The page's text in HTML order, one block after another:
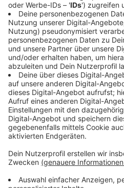
Immer auf
Verpass' nichts mehr - mit
ANTENNE BAYERN
Lifestyle oder unsere